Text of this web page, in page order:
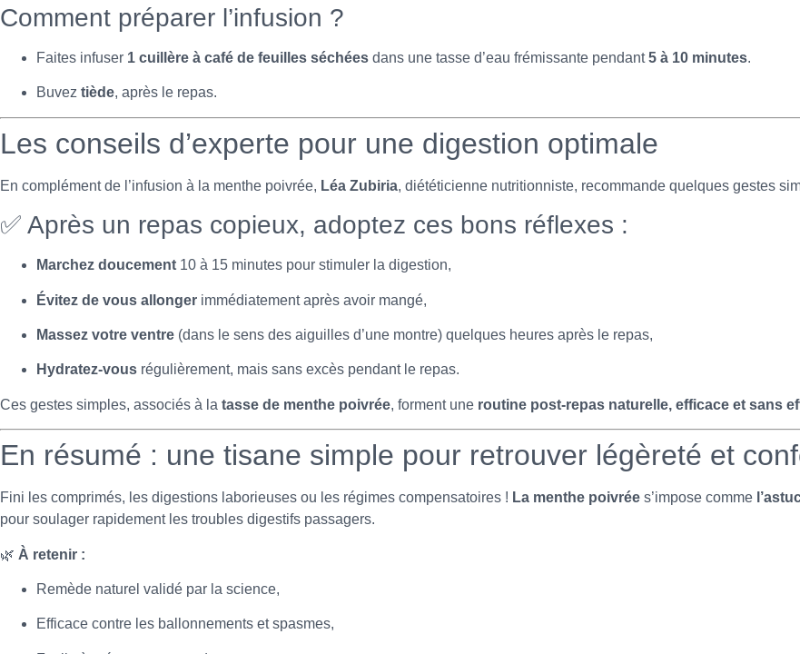
Comment préparer l’infusion ?
Faites infuser 1 cuillère à café de feuilles séchées dans une tasse d’eau frémissante pendant5 à 10 minutes.
Buvez tiède, après le repas.
Les conseils d’experte pour une digestion optimale
En complément de l’infusion à la menthe poivrée, Léa Zubiria, diététicienne nutritionniste, recommande quelques gestes
✅ Après un repas copieux, adoptez ces bons réflexes :
Marchez doucement 10 à 15 minutes pour stimuler la digestion,
Évitez de vous allonger immédiatement après avoir mangé,
Massez votre ventre (dans le sens des aiguilles d’une montre) quelques heures après le repas,
Hydratez-vous régulièrement, mais sans excès pendant le repas.
Ces gestes simples, associés à la tasse de menthe poivrée, forment une routine post-repas naturelle, efficace et sans
En résumé : une tisane simple pour retrouver légèreté et
Fini les comprimés, les digestions laborieuses ou les régimes compensatoires ! La menthe poivrée s’impose comme
pour soulager rapidement les troubles digestifs passagers.
🌿 À retenir :
Remède naturel validé par la science,
Efficace contre les ballonnements et spasmes,